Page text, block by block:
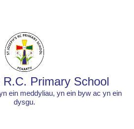
Primary School
ein meddyliau, yn ein byw ac yn ein
dysgu.